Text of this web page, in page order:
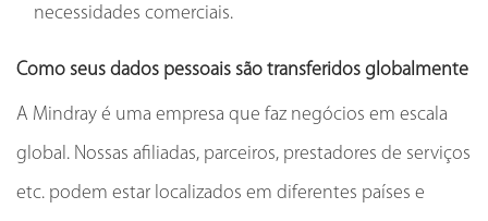
necessidades comerciais.
Como seus dados pessoais são transferidos globalmente
A Mindray é uma empresa que faz negócios em escala
global. Nossas afiliadas, parceiros, prestadores de serviços
etc. podem estar localizados em diferentes países e